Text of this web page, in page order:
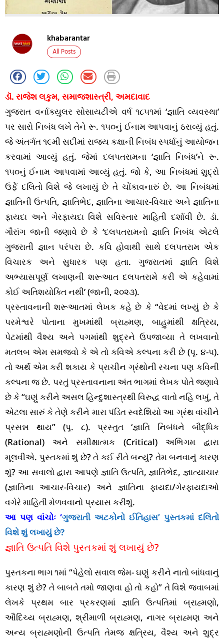
khabarantar
All Posts
ડૉ. રાજેશ લકુમ, સમાજશાસ્ત્રી, અમદાવાદ
ગુજરાત વર્નાક્યુલર સોસાયટીએ વર્ષ ૧૮૫૧માં ‘જ્ઞાતિ વ્યવસ્થા’
પર સારો નિબંધ લખે તેને રૂ. ૧૫૦નું ઈનામ આપવાનું ઠરાવ્યું હતું.
જે અંતર્ગત ૧૯મી સદીમાં રાજ્ય કક્ષાની નિબંધ સ્પર્ધાનું આયોજન
કરવામાં આવ્યું હતું. જેમાં દલપતરામના ‘જ્ઞાતિ નિબંધ’ને રૂ.
૧૫૦નું ઈનામ આપવામાં આવ્યું હતું. જો કે, આ નિબંધમાં શુદ્રો
ઉર્ફે દલિતો વિશે જે લખાયું છે તે ચોંકાવનારું છે. આ નિબંધમાં
જ્ઞાતિની ઉત્પતિ, જ્ઞાતિભેદ, જ્ઞાતિના આચાર-વિચાર અને જ્ઞાતિના
ફાયદા અને ગેરફાયદા વિશે સવિસ્તાર માહિતી દર્શાવી છે. ડૉ.
ગૌરાંગ જાની જણાવે છે કે ‘દલપતરામનો જ્ઞાતિ નિબંધ એટલે
ગુજરાતી જ્ઞાન પરંપરા છે. કવિ હોવાથી સાથે દલપતરામ એક
વિચારક અને સુધારક પણ હતા. ગુજરાતમાં જ્ઞાતિ વિશે
અભ્યાસપૂર્ણ લખાણની શરૂઆત દલપતરામે કરી એ કહેવામાં
કોઈ અતિશયોક્તિ નથી’ (જાની, ૨૦૨૩).
પ્રસ્તાવનાની શરૂઆતમાં લેખક કહે છે કે “વેદમાં લખ્યું છે કે
પરમેશ્વરે પોતાના મુખમાંથી બ્રાહ્મણ, બાહુમાંથી ક્ષત્રિય,
પેટમાંથી વૈશ્ય અને પગમાંથી શુદ્રને ઉપજાવ્યા તે લખવાનો
મતલબ એમ સમજવો કે એ તો કવિએ કલ્પના કરી છે (પૃ. ૪-૫).
તો અર્થ એમ કરી શકાય કે પ્રાચીન ગ્રંથોની રચના પણ કવિની
કલ્પના જ છે. પરતું પ્રસ્તાવનાના અંત ભાગમાં લેખક પોતે જણાવે
છે કે “ઘણું કરીને અસલ હિન્દુશાસ્ત્રથી વિરુદ્ધ વાતો નહિ લખું, તે
એટલા સારું કે તેણે કરીને મારા પંડિત સ્વદેશિયો આ ગ્રંથ વાંચીને
પ્રસન્ન થાય” (પૃ. ૮). પ્રસ્તુત ‘જ્ઞાતિ નિબંધને બૌદ્ધિક
(Rational) અને સમીક્ષાત્મક (Critical) અભિગમ દ્વારા
મૂલવીએ. પુસ્તકમાં શું છે? તે કઈ રીતે બન્યું? તેમ બનવાનું કારણ
શું? આ સવાલો દ્વારા આપણે જ્ઞાતિ ઉત્પતિ, જ્ઞાતિભેદ, જ્ઞાત્યાચાર
(જ્ઞાતિના આચાર-વિચાર) અને જ્ઞાતિના ફાયદા/ગેરફાયદાઓ
વગેરે માહિતી મેળવવાનો પ્રયાસ કરીશું.
આ પણ વાંચોઃ ‘ગુજરાતી અટકોનો ઈતિહાસ’ પુસ્તકમાં દલિતો
વિશે શું લખાયું છે?
જ્ઞાતિ ઉત્પતિ વિશે પુસ્તકમાં શું લખાયું છે?
પુસ્તકના ભાગ ૧માં “પેહેલો સવાલ જેમ- ઘણું કરીને નાતો બાંધવાનું
કારણ શું છે? તે બાબતે તમો જાણવા હો તો કહો” તે વિશે જવાબમાં
લેખકે પ્રથમ બાર પ્રકરણમાં જ્ઞાતિ ઉત્પતિમાં બ્રાહ્મણો,
ઔદિચ્ય બ્રાહ્મણ, શ્રીમાળી બ્રાહ્મણ, નાગર બ્રાહ્મણ અને
અન્ય બ્રાહ્મણોની ઉત્પતિ તેમજ ક્ષત્રિય, વૈશ્ય અને શુદ્ર